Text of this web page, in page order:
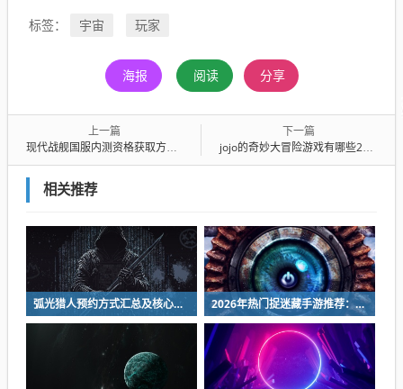
标签： 宇宙 玩家
海报 阅读 分享
上一篇
现代战舰国服内测资格获取方式 现代战舰国服版什么时候上线
下一篇
jojo的奇妙大冒险游戏有哪些2025 jojo奇妙冒险手游排行榜分享
相关推荐
弧光猎人预约方式汇总及核心玩法详细介绍 2026年热门捉迷藏手游推荐：好玩又上瘾的躲猫猫游戏合集